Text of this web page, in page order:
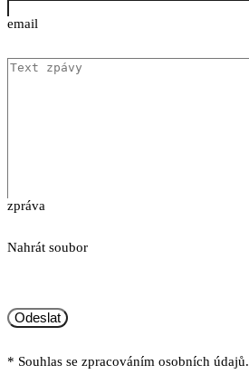
email
zpráva
Nahrát soubor
Odeslat
* Souhlas se zpracováním osobních údajů.